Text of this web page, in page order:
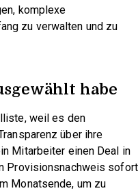
komplexe
zu verwalten und zu
habe
weil es den
über ihre
Mitarbeiter einen Deal in
Provisionsnachweis sofort
Monatsende, um zu